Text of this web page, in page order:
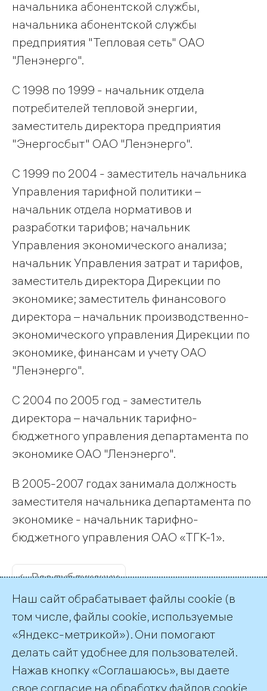
начальника абонентской службы,
начальника абонентской службы
предприятия "Тепловая сеть" ОАО
"Ленэнерго".
С 1998 по 1999 - начальник отдела
потребителей тепловой энергии,
заместитель директора предприятия
"Энергосбыт" ОАО "Ленэнерго".
С 1999 по 2004 - заместитель начальника
Управления тарифной политики –
начальник отдела нормативов и
разработки тарифов; начальник
Управления экономического анализа;
начальник Управления затрат и тарифов,
заместитель директора Дирекции по
экономике; заместитель финансового
директора – начальник производственно-
экономического управления Дирекции по
экономике, финансам и учету ОАО
"Ленэнерго".
С 2004 по 2005 год - заместитель
директора – начальник тарифно-
бюджетного управления департамента по
экономике ОАО "Ленэнерго".
В 2005-2007 годах занимала должность
заместителя начальника департамента по
экономике - начальник тарифно-
бюджетного управления ОАО «ТГК-1».
← Все публикации
Пресс-служба ТГК-1
+7 (812) 688-32-84
Наш сайт обрабатывает файлы cookie (в
том числе, файлы cookie, используемые
«Яндекс-метрикой»). Они помогают
делать сайт удобнее для пользователей.
Нажав кнопку «Соглашаюсь», вы даете
свое согласие на обработку файлов cookie